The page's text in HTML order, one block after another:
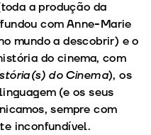
a produção da
com Anne-Marie
mundo a descobrir) e o
do cinema, com
do Cinema), os
(e os seus
sempre com
inconfundível.